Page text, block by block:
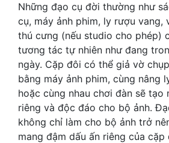
Những đạo cụ đời thường như
cụ, máy ảnh phim, ly rượu vang,
thú cưng (nếu studio cho phép)
tương tác tự nhiên như đang
ngày. Cặp đôi có thể giả vờ
bằng máy ảnh phim, cùng nâng
hoặc cùng nhau chơi đàn sẽ tạo
riêng và độc đáo cho bộ ảnh.
không chỉ làm cho bộ ảnh trở
mang đậm dấu ấn riêng của